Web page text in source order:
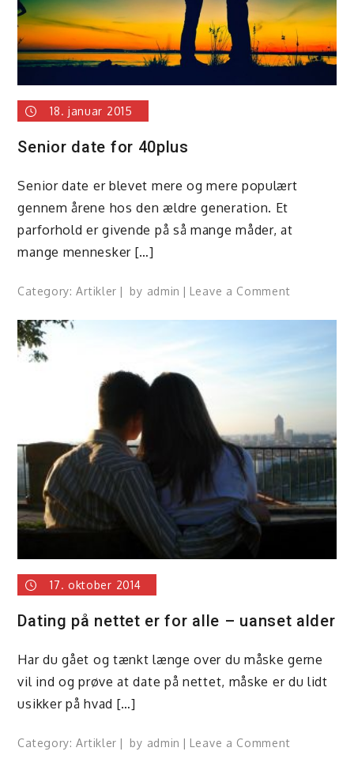
18. januar 2015
Senior date for 40plus
Senior date er blevet mere og mere populært
gennem årene hos den ældre generation. Et
parforhold er givende på så mange måder, at
mange mennesker […]
Category:Artikler by admin Leave a Commenton
40plus
17. oktober 2014
Dating på nettet er for alle – uanset alder
Har du gået og tænkt længe over du måske gerne
vil ind og prøve at date på nettet, måske er du lidt
usikker på hvad […]
Category:Artikler by admin Leave a Commenton